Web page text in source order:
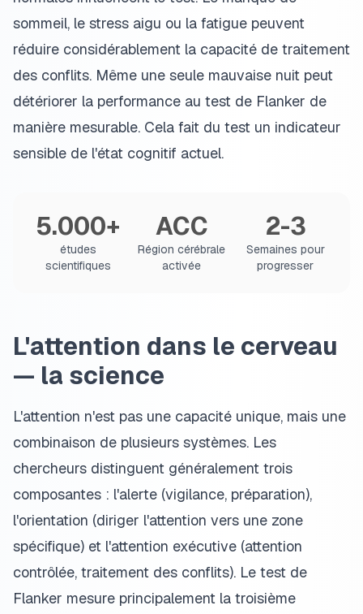
sommeil, le stress aigu ou la fatigue peuvent
réduire considérablement la capacité de traitement
des conflits. Même une seule mauvaise nuit peut
détériorer la performance au test de Flanker de
manière mesurable. Cela fait du test un indicateur
sensible de l'état cognitif actuel.
5.000+
études
scientifiques
ACC
Région cérébrale
activée
2-3
Semaines pour
progresser
L'attention dans le cerveau
— la science
L'attention n'est pas une capacité unique, mais une
combinaison de plusieurs systèmes. Les
chercheurs distinguent généralement trois
composantes : l'alerte (vigilance, préparation),
l'orientation (diriger l'attention vers une zone
spécifique) et l'attention exécutive (attention
contrôlée, traitement des conflits). Le test de
Flanker mesure principalement la troisième